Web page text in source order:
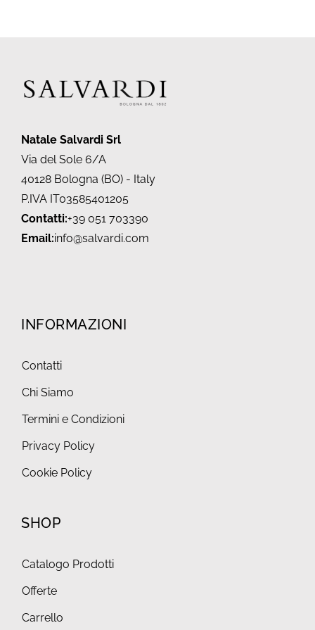
Natale Salvardi Srl
Via del Sole 6/A
40128 Bologna (BO) - Italy
P.IVA IT03585401205
Contatti:+39 051 703390
Email:info@salvardi.com
INFORMAZIONI
Contatti
Chi Siamo
Termini e Condizioni
Privacy Policy
Cookie Policy
SHOP
Catalogo Prodotti
Offerte
Carrello